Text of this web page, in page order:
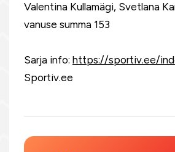
Valentina Kullamägi, Svetlana
vanuse summa 153
Sarja info: https://sportiv.ee/
Sportiv.ee